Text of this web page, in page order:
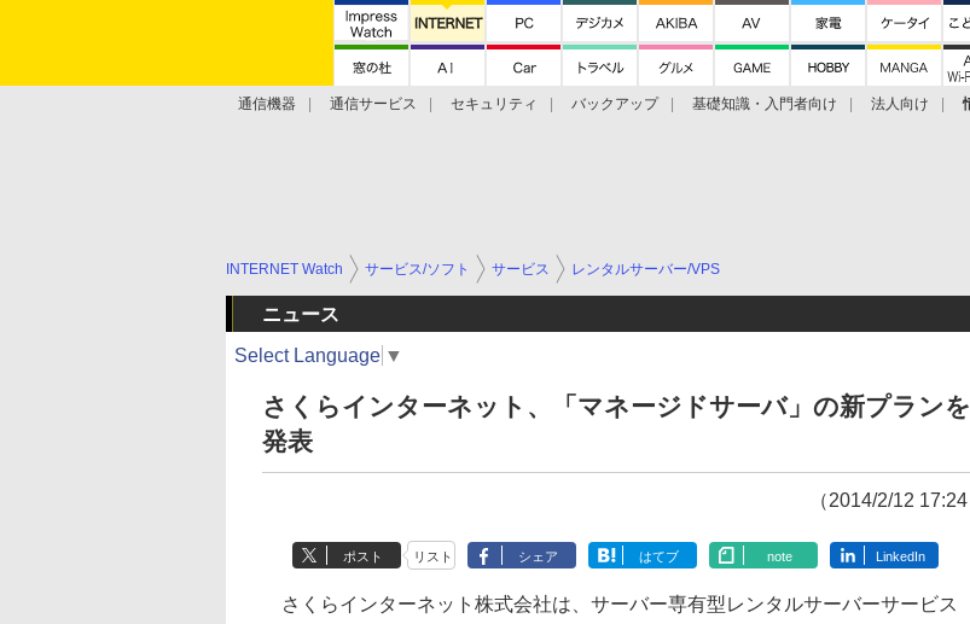
通信機器 通信サービス セキュリティ バックアップ 基礎知識・入門者向け 法人向け
INTERNET Watch サービス/ソフト サービス レンタルサーバー/VPS
ニュース
Select Language ▼
さくらインターネット、「マネージドサーバ」の新プランを
発表
（2014/2/12 17:24
ポスト リスト シェア はてブ note LinkedIn
さくらインターネット株式会社は、サーバー専有型レンタルサーバーサービス